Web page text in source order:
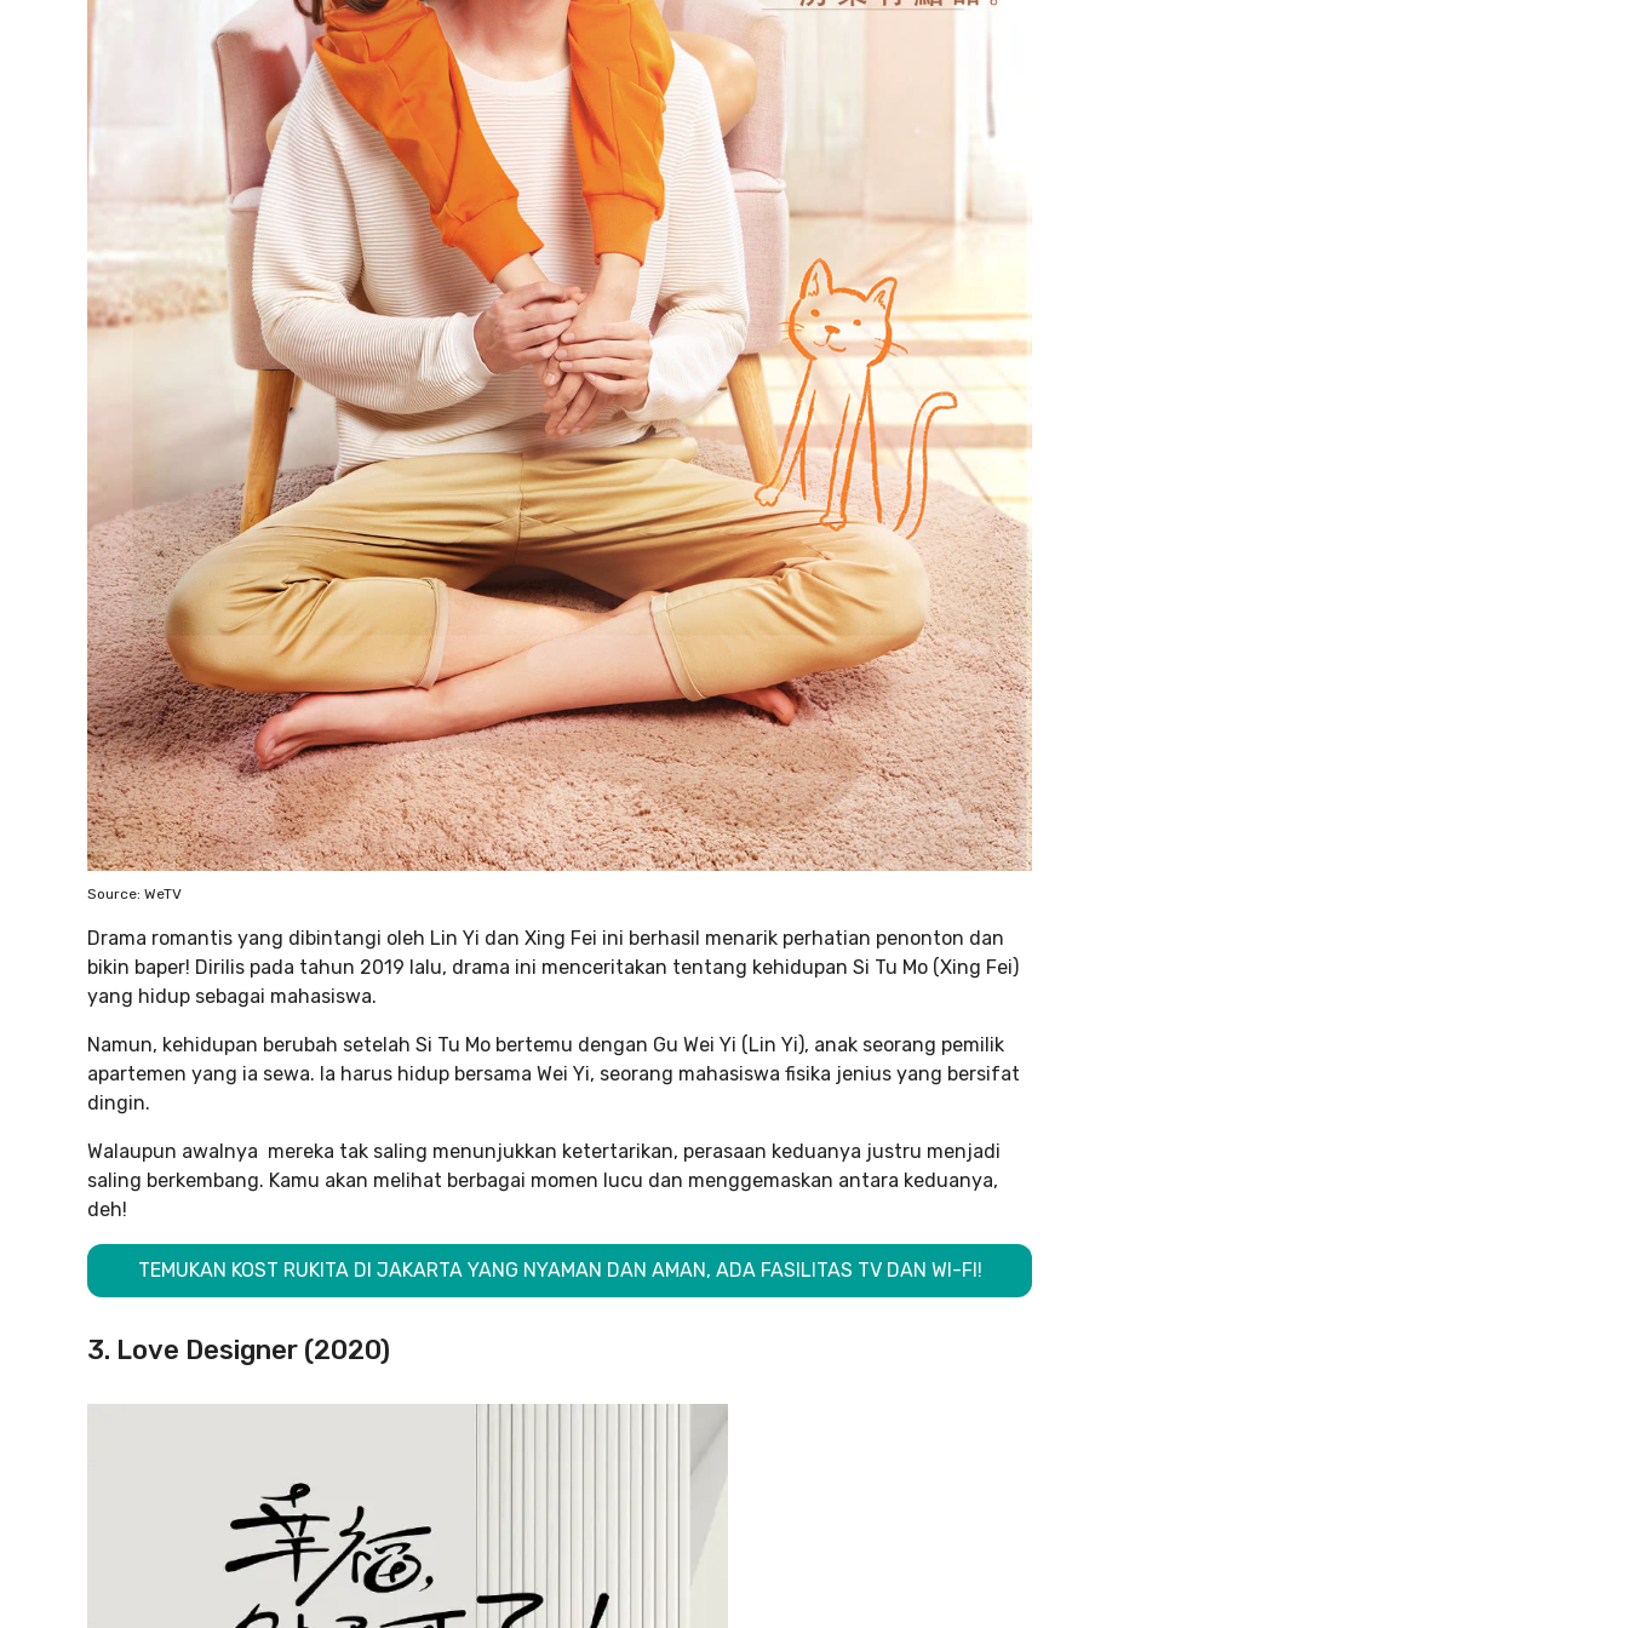
Source: WeTV
Drama romantis yang dibintangi oleh Lin Yi dan Xing Fei ini berhasil menarik perhatian penonton dan
bikin baper! Dirilis pada tahun 2019 lalu, drama ini menceritakan tentang kehidupan Si Tu Mo (Xing Fei)
yang hidup sebagai mahasiswa.
Namun, kehidupan berubah setelah Si Tu Mo bertemu dengan Gu Wei Yi (Lin Yi), anak seorang pemilik
apartemen yang ia sewa. Ia harus hidup bersama Wei Yi, seorang mahasiswa fisika jenius yang bersifat
dingin.
Walaupun awalnya mereka tak saling menunjukkan ketertarikan, perasaan keduanya justru menjadi
saling berkembang. Kamu akan melihat berbagai momen lucu dan menggemaskan antara keduanya,
deh!
TEMUKAN KOST RUKITA DI JAKARTA YANG NYAMAN DAN AMAN, ADA FASILITAS TV DAN WI-FI!
3. Love Designer (2020)